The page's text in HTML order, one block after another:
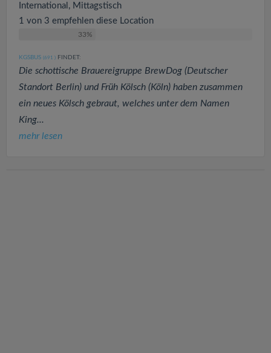
International, Mittagstisch
1 von 3 empfehlen diese Location
33%
KGSBUS (691 ) FINDET:
Die schottische Brauereigruppe BrewDog (Deutscher
Standort Berlin) und Früh Kölsch (Köln) haben zusammen
ein neues Kölsch gebraut, welches unter dem Namen
King...
mehr lesen